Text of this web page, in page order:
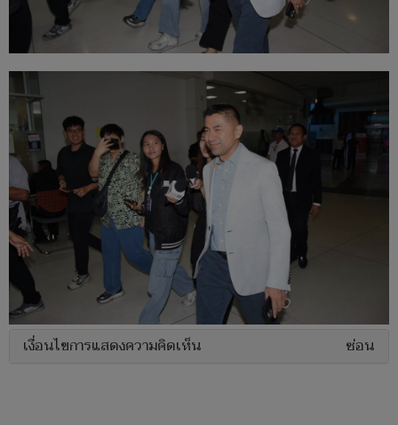
เงื่อนไขการแสดงความคิดเห็น ซ่อน